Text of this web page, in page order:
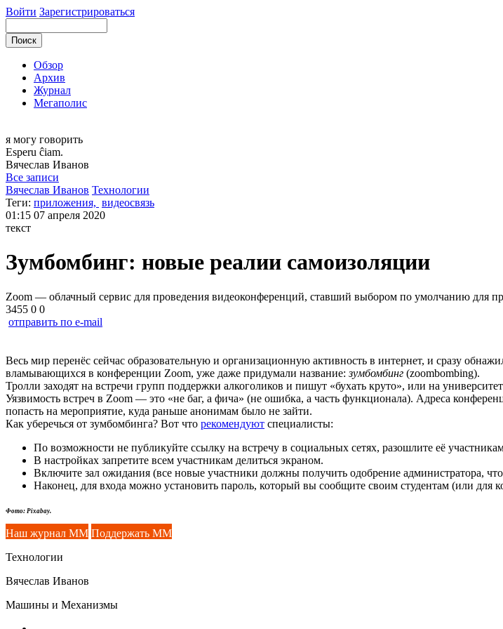
Войти Зарегистрироваться
Обзор
Архив
Журнал
Мегаполис
я могу говорить
Esperu ĉiam.
Вячеслав Иванов
Все записи
Вячеслав Иванов Технологии
Теги: приложения, видеосвязь
01:15 07 апреля 2020
текст
Зумбомбинг: новые реалии самоизоляции
Zoom — облачный сервис для проведения видеоконференций, ставший выбором по умолчанию для
3455 0 0
отправить по e-mail
Весь мир перенёс сейчас образовательную и организационную активность в интернет, и сразу
вламывающихся в конференции Zoom, уже даже придумали название:зумбомбинг (zoombombing).
Тролли заходят на встречи групп поддержки алкоголиков и пишут «бухать круто», или на
Уязвимость встреч в Zoom — это «не баг, а фича» (не ошибка, а часть функционала). Адреса
попасть на мероприятие, куда раньше анонимам было не зайти.
Как уберечься от зумбомбинга? Вот что рекомендуют специалисты:
По возможности не публикуйте ссылку на встречу в социальных сетях, разошлите её
В настройках запретите всем участникам делиться экраном.
Включите зал ожидания (все новые участники должны получить одобрение администратора,
Наконец, для входа можно установить пароль, который вы сообщите своим студентам (или для
Фото: Pixabay.
Наш журнал ММ Поддержать ММ
Технологии
Вячеслав Иванов
Машины и Механизмы